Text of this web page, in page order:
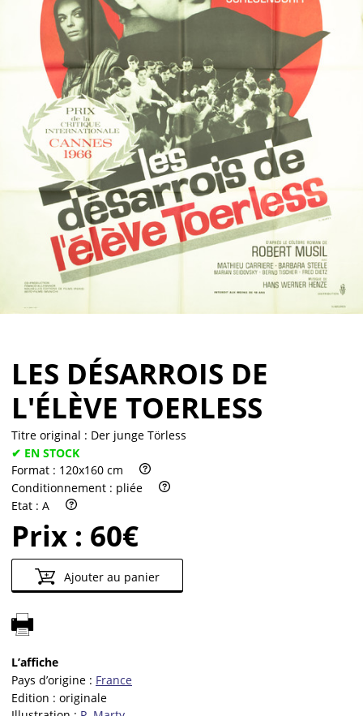
Vendre
LES DÉSARROIS DE
L'ÉLÈVE TOERLESS
Titre original : Der junge Törless
✔ EN STOCK
Format : 120x160 cm
Conditionnement : pliée
Etat : A
Prix : 60€
Ajouter au panier
L’affiche
Pays d’origine : France
Edition : originale